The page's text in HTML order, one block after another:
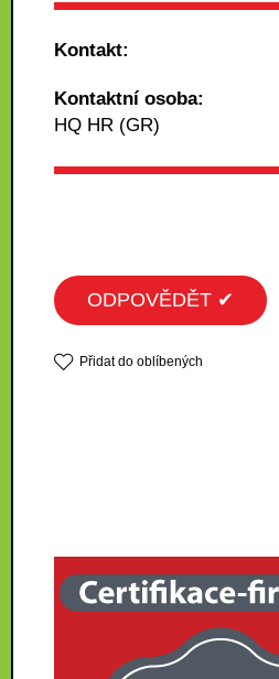
Kontakt:
Kontaktní osoba:
HQ HR (GR)
ODPOVĚDĚT ✔
Přidat do oblíbených